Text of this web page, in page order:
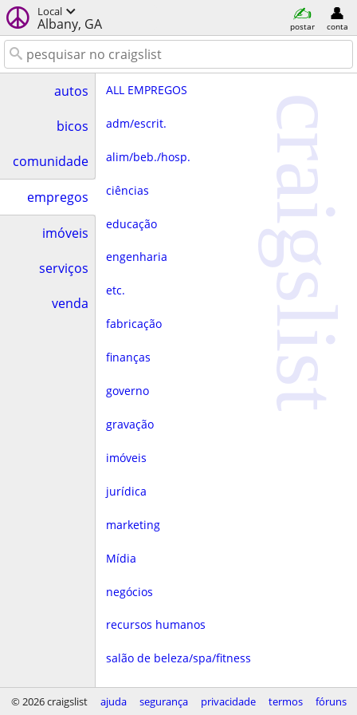
Local
Albany, GA postar conta
autos
bicos
comunidade
empregos
imóveis
serviços
venda
ALL EMPREGOS
adm/escrit.
alim/beb./hosp.
ciências
educação
engenharia
etc.
fabricação
finanças
governo
gravação
imóveis
jurídica
marketing
Mídia
negócios
recursos humanos
salão de beleza/spa/fitness
saúde
craigslist
© 2026 craigslist ajuda segurança privacidade termos fóruns